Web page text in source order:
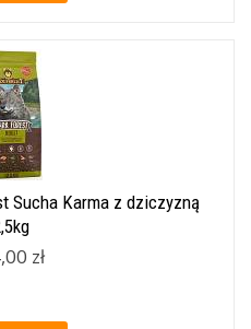
Sucha Karma z dziczyzną
zł